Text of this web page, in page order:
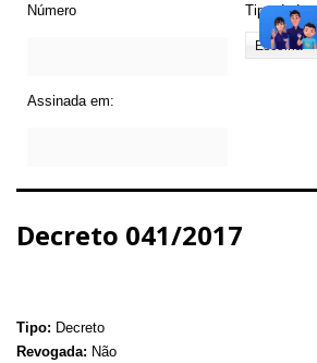
Número Tipo de
Assinada em:
Decreto 041/2017
Tipo: Decreto
Revogada: Não